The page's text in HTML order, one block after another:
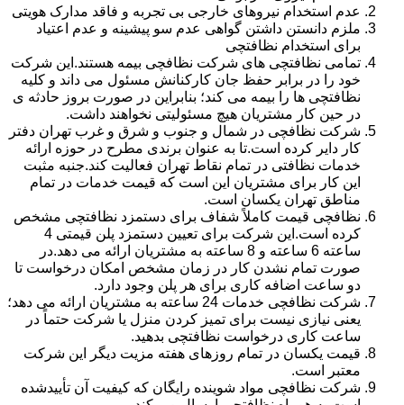
عدم استخدام نیروهای خارجی بی تجربه و فاقد مدارک هویتی
ملزم دانستن داشتن گواهی عدم سو پیشینه و عدم اعتیاد
برای استخدام نظافتچی
تمامی نظافتچی های شرکت نظافچی بیمه هستند.این شرکت
خود را در برابر حفظ جان کارکنانش مسئول می داند و کلیه
نظافتچی ها را بیمه می کند؛ بنابراین در صورت بروز حادثه ی
در حین کار مشتریان هیچ مسئولیتی نخواهند داشت.
شرکت نظافچی در شمال و جنوب و شرق و غرب تهران دفتر
کار دایر کرده است.تا به عنوان برندی مطرح در حوزه ارائه
خدمات نظافتی در تمام نقاط تهران فعالیت کند.جنبه مثبت
این کار برای مشتریان این است که قیمت خدمات در تمام
مناطق تهران یکسان است.
نظافچی قیمت کاملاً شفاف برای دستمزد نظافتچی مشخص
کرده است.این شرکت برای تعیین دستمزد پلن قیمتی 4
ساعته 6 ساعته و 8 ساعته به مشتریان ارائه می دهد.در
صورت تمام نشدن کار در زمان مشخص امکان درخواست تا
دو ساعت اضافه کاری برای هر پلن وجود دارد.
شرکت نظافچی خدمات 24 ساعته به مشتریان ارائه می دهد؛
یعنی نیازی نیست برای تمیز کردن منزل یا شرکت حتماً در
ساعت کاری درخواست نظافتچی بدهید.
قیمت یکسان در تمام روزهای هفته مزیت دیگر این شرکت
معتبر است.
شرکت نظافچی مواد شوینده رایگان که کیفیت آن تأییدشده